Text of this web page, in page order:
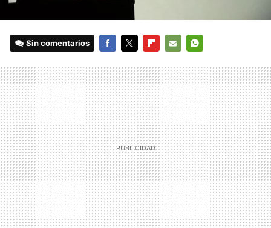
Sin comentarios
MAIL